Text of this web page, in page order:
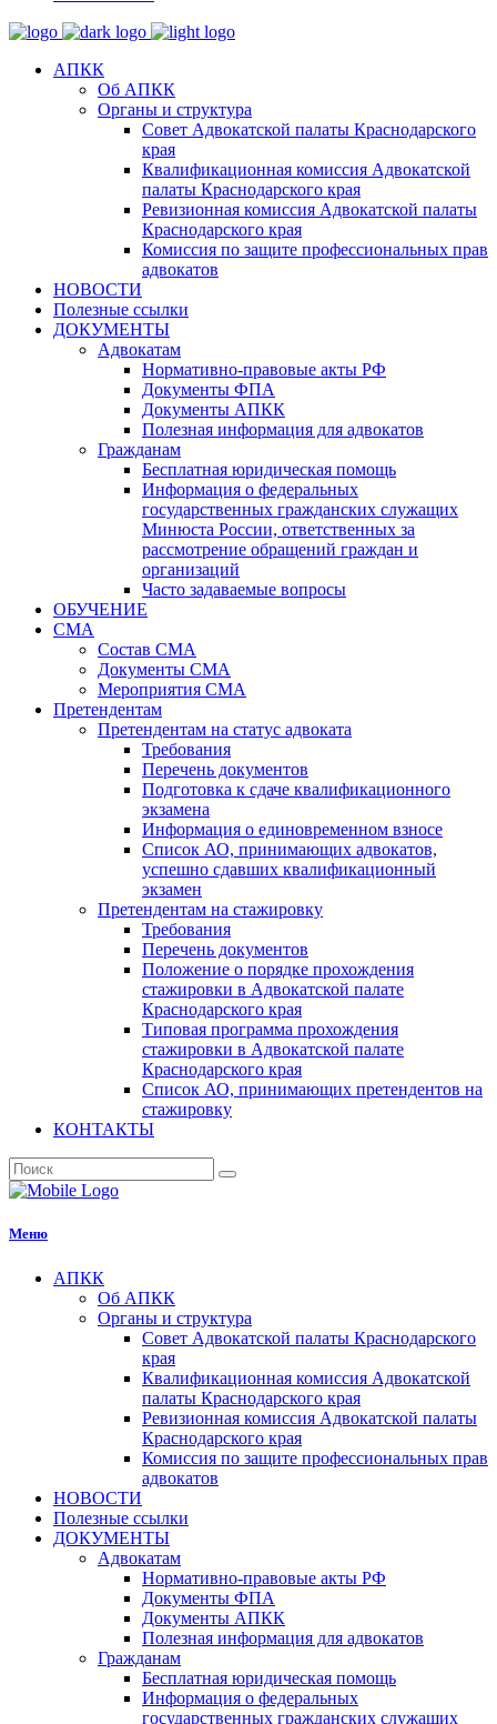
АПКК
Об АПКК
Органы и структура
Совет Адвокатской палаты Краснодарского
края
Квалификационная комиссия Адвокатской
палаты Краснодарского края
Ревизионная комиссия Адвокатской палаты
Краснодарского края
Комиссия по защите профессиональных прав
адвокатов
НОВОСТИ
Полезные ссылки
ДОКУМЕНТЫ
Адвокатам
Нормативно-правовые акты РФ
Документы ФПА
Документы АПКК
Полезная информация для адвокатов
Гражданам
Бесплатная юридическая помощь
Информация о федеральных
государственных гражданских служащих
Минюста России, ответственных за
рассмотрение обращений граждан и
организаций
Часто задаваемые вопросы
ОБУЧЕНИЕ
СМА
Состав СМА
Документы СМА
Мероприятия СМА
Претендентам
Претендентам на статус адвоката
Требования
Перечень документов
Подготовка к сдаче квалификационного
экзамена
Информация о единовременном взносе
Список АО, принимающих адвокатов,
успешно сдавших квалификационный
экзамен
Претендентам на стажировку
Требования
Перечень документов
Положение о порядке прохождения
стажировки в Адвокатской палате
Краснодарского края
Типовая программа прохождения
стажировки в Адвокатской палате
Краснодарского края
Список АО, принимающих претендентов на
стажировку
КОНТАКТЫ
Меню
АПКК
Об АПКК
Органы и структура
Совет Адвокатской палаты Краснодарского
края
Квалификационная комиссия Адвокатской
палаты Краснодарского края
Ревизионная комиссия Адвокатской палаты
Краснодарского края
Комиссия по защите профессиональных прав
адвокатов
НОВОСТИ
Полезные ссылки
ДОКУМЕНТЫ
Адвокатам
Нормативно-правовые акты РФ
Документы ФПА
Документы АПКК
Полезная информация для адвокатов
Гражданам
Бесплатная юридическая помощь
Информация о федеральных
государственных гражданских служащих